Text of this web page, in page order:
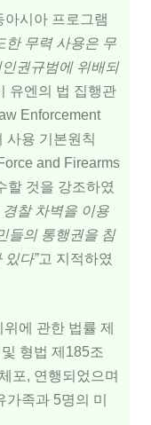
아시아 프로그램
한 무력 사용은 무
권규범에 위배되
유엔의 법 집행관
Enforcement
사용 기본원칙
and Firearms
할 것을 강조하였
찰 차벽을 이용
들의 통행권을 침
다”고 지적하였
에 관한 법률 제
형법 제185조
포, 연행되었으며
족과 5명의 미